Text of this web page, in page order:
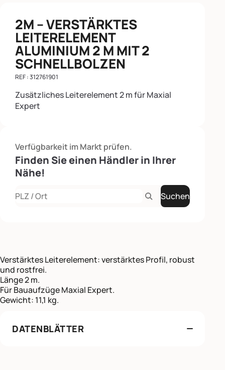
2M – VERSTÄRKTES
LEITERELEMENT
ALUMINIUM 2 M MIT 2
SCHNELLBOLZEN
REF : 312761901
Zusätzliches Leiterelement 2 m für Maxial
Expert
Verfügbarkeit im Markt prüfen.
Finden Sie einen Händler in Ihrer
Nähe!
Rechercher Suchen
Verstärktes Leiterelement: verstärktes Profil, robust
und rostfrei.
Länge 2 m.
Für Bauaufzüge Maxial Expert.
Gewicht: 11,1 kg.
DATENBLÄTTER